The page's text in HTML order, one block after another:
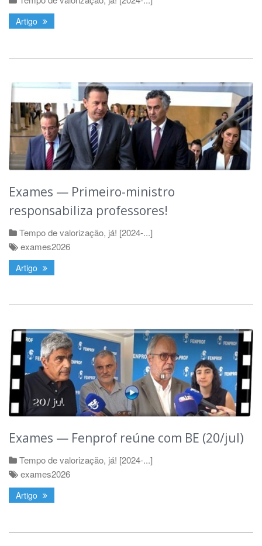
Artigo
Exames — Primeiro-ministro
responsabiliza professores!
Tempo de valorização, já! [2024-...]
exames2026
Artigo
Exames — Fenprof reúne com BE (20/jul)
Tempo de valorização, já! [2024-...]
exames2026
Artigo